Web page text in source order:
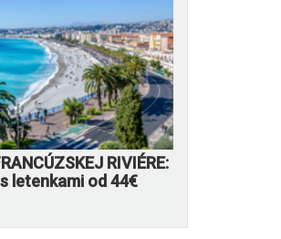
RIVIÉRE:
letenkami od 44€